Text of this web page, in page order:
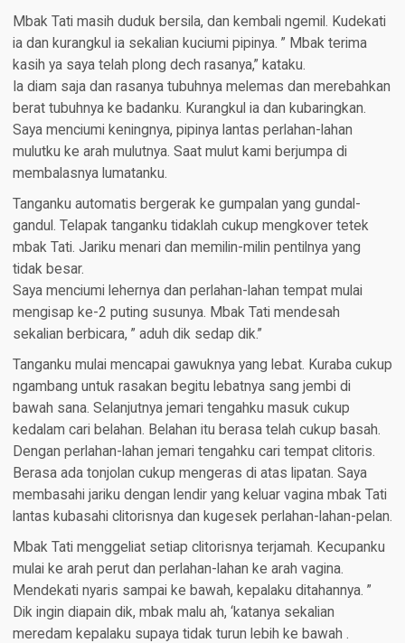
Mbak Tati masih duduk bersila, dan kembali ngemil. Kudekati
ia dan kurangkul ia sekalian kuciumi pipinya. ” Mbak terima
kasih ya saya telah plong dech rasanya,” kataku.
Ia diam saja dan rasanya tubuhnya melemas dan merebahkan
berat tubuhnya ke badanku. Kurangkul ia dan kubaringkan.
Saya menciumi keningnya, pipinya lantas perlahan-lahan
mulutku ke arah mulutnya. Saat mulut kami berjumpa di
membalasnya lumatanku.
Tanganku automatis bergerak ke gumpalan yang gundal-
gandul. Telapak tanganku tidaklah cukup mengkover tetek
mbak Tati. Jariku menari dan memilin-milin pentilnya yang
tidak besar.
Saya menciumi lehernya dan perlahan-lahan tempat mulai
mengisap ke-2 puting susunya. Mbak Tati mendesah
sekalian berbicara, ” aduh dik sedap dik.”
Tanganku mulai mencapai gawuknya yang lebat. Kuraba cukup
ngambang untuk rasakan begitu lebatnya sang jembi di
bawah sana. Selanjutnya jemari tengahku masuk cukup
kedalam cari belahan. Belahan itu berasa telah cukup basah.
Dengan perlahan-lahan jemari tengahku cari tempat clitoris.
Berasa ada tonjolan cukup mengeras di atas lipatan. Saya
membasahi jariku dengan lendir yang keluar vagina mbak Tati
lantas kubasahi clitorisnya dan kugesek perlahan-lahan-pelan.
Mbak Tati menggeliat setiap clitorisnya terjamah. Kecupanku
mulai ke arah perut dan perlahan-lahan ke arah vagina.
Mendekati nyaris sampai ke bawah, kepalaku ditahannya. ”
Dik ingin diapain dik, mbak malu ah, ‘katanya sekalian
meredam kepalaku supaya tidak turun lebih ke bawah .